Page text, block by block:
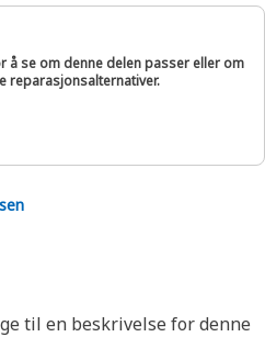
å se om denne delen passer eller om
reparasjonsalternativer.
til en beskrivelse for denne